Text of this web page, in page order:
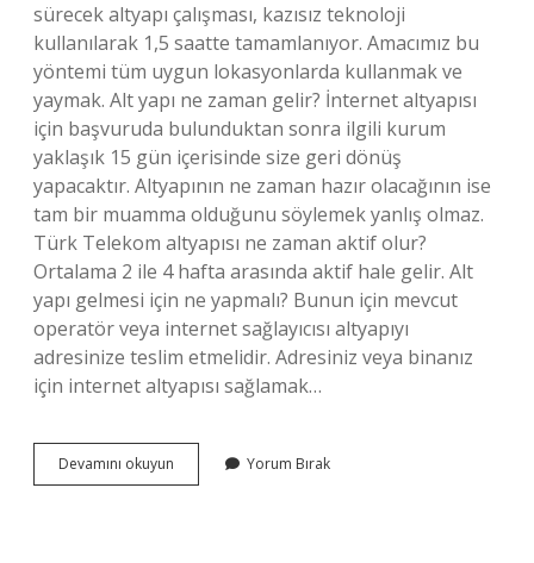
sürecek altyapı çalışması, kazısız teknoloji
kullanılarak 1,5 saatte tamamlanıyor. Amacımız bu
yöntemi tüm uygun lokasyonlarda kullanmak ve
yaymak. Alt yapı ne zaman gelir? İnternet altyapısı
için başvuruda bulunduktan sonra ilgili kurum
yaklaşık 15 gün içerisinde size geri dönüş
yapacaktır. Altyapının ne zaman hazır olacağının ise
tam bir muamma olduğunu söylemek yanlış olmaz.
Türk Telekom altyapısı ne zaman aktif olur?
Ortalama 2 ile 4 hafta arasında aktif hale gelir. Alt
yapı gelmesi için ne yapmalı? Bunun için mevcut
operatör veya internet sağlayıcısı altyapıyı
adresinize teslim etmelidir. Adresiniz veya binanız
için internet altyapısı sağlamak…
Devamını okuyun
Yapi
Yorum Bırak